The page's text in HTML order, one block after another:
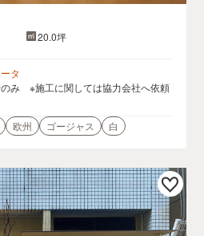
20.0坪
タ
み ※施工に関しては協力会社へ依頼
欧州 ゴージャス 白